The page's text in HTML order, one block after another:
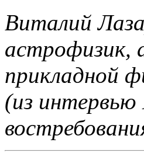
Виталий
астрофизик,
прикладной
(из